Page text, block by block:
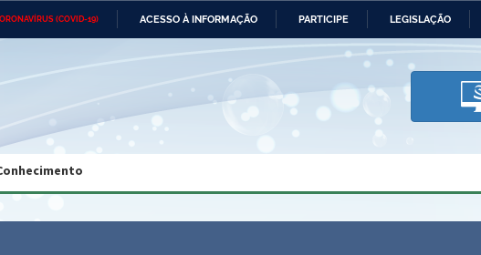
(COVID-19) ACESSO À INFORMAÇÃO PARTICIPE LEGISLAÇÃO
Ministério das Relações Ministério da Economia
e dos Direitos Humanos
União Banco Central do Brasil Planalto